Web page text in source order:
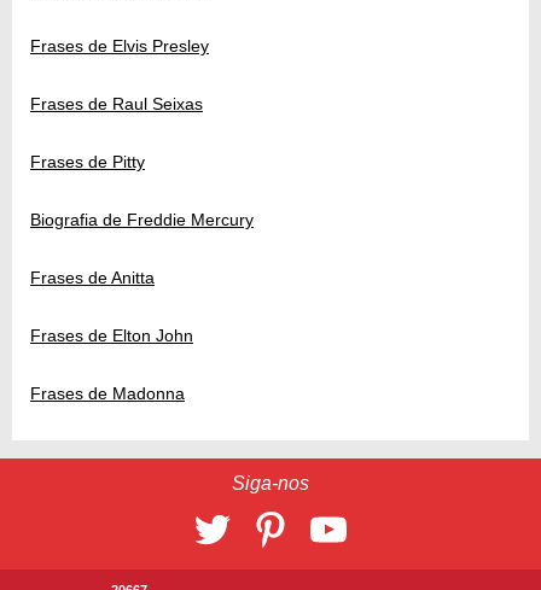
Frases de Elvis Presley
Frases de Raul Seixas
Frases de Pitty
Biografia de Freddie Mercury
Frases de Anitta
Frases de Elton John
Frases de Madonna
Siga-nos